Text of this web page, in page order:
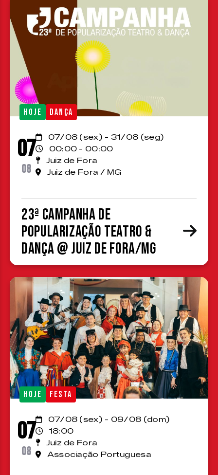
HOJE DANÇA
07
08
07/08 (sex) - 31/08 (seg)
00:00 - 00:00
Juiz de Fora
Juiz de Fora / MG
23ª Campanha de
Popularização Teatro &
Dança @ Juiz de Fora/MG
HOJE FESTA
07
08
07/08 (sex) - 09/08 (dom)
18:00
Juiz de Fora
Associação Portuguesa